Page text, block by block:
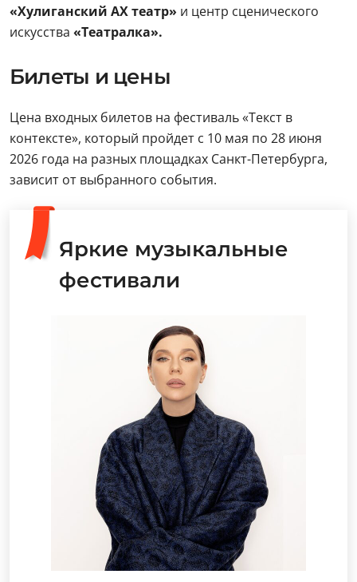
«Хулиганский АХ театр» и центр сценического
искусства «Театралка».
Билеты и цены
Цена входных билетов на фестиваль «Текст в
контексте», который пройдет с 10 мая по 28 июня
2026 года на разных площадках Санкт-Петербурга,
зависит от выбранного события.
Яркие музыкальные
фестивали